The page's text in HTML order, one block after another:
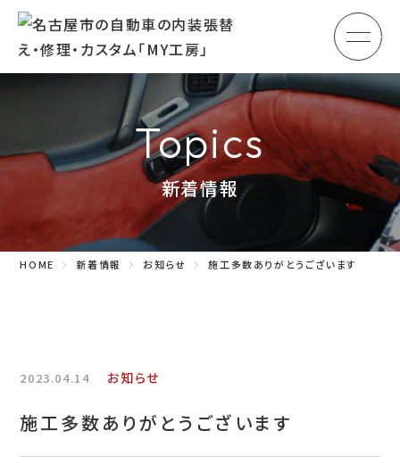
メ
初めての方へ
車のシート張替え・修理
車の内張り
特定商取引表示
Topics
新着情報
HOME 新着情報 お知らせ 施工多数ありがとうございます
2023.04.14 お知らせ
施工多数ありがとうございます